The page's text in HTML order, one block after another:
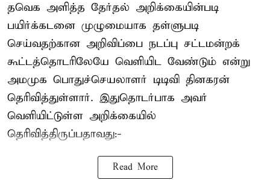
தவெக அளித்த தேர்தல் அறிக்கையின்படி
பயிர்க்கடனை முழுமையாக தள்ளுபடி
செய்வதற்கான அறிவிப்பை நடப்பு சட்டமன்றக்
கூட்டத்தொடரிலேயே வெளியிட வேண்டும் என்று
அமமுக பொதுச்செயலாளர் டிடிவி தினகரன்
தெரிவித்துள்ளார். இதுதொடர்பாக அவர்
வெளியிட்டுள்ள அறிக்கையில்
தெரிவித்திருப்பதாவது:-
Read More